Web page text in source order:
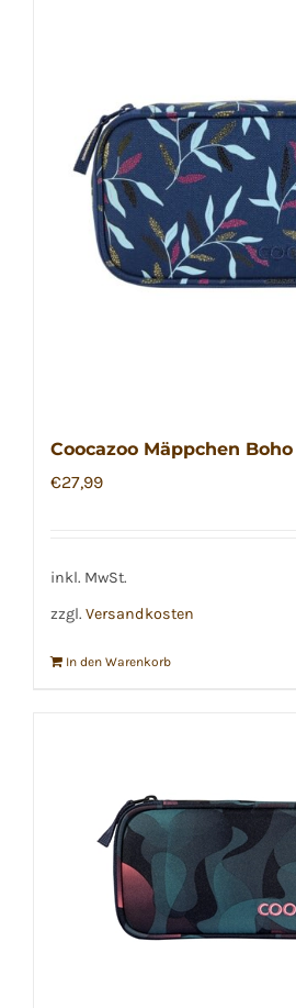
Coocazoo Mäppchen
€27,99
inkl. MwSt.
zzgl. Versandkosten
In den Warenkorb